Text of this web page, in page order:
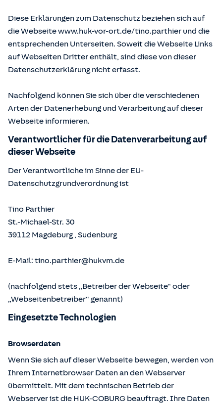
Diese Erklärungen zum Datenschutz beziehen sich auf
die Webseite www.huk-vor-ort.de/tino.parthier und die
entsprechenden Unterseiten. Soweit die Webseite Links
auf Webseiten Dritter enthält, sind diese von dieser
Datenschutzerklärung nicht erfasst.
Nachfolgend können Sie sich über die verschiedenen
Arten der Datenerhebung und Verarbeitung auf dieser
Webseite informieren.
Verantwortlicher für die Datenverarbeitung auf
dieser Webseite
Der Verantwortliche im Sinne der EU-
Datenschutzgrundverordnung ist
Tino Parthier
St.-Michael-Str. 30
39112 Magdeburg , Sudenburg
E-Mail: tino.parthier@hukvm.de
(nachfolgend stets „Betreiber der Webseite“ oder
„Webseitenbetreiber“ genannt)
Eingesetzte Technologien
Browserdaten
Wenn Sie sich auf dieser Webseite bewegen, werden von
Ihrem Internetbrowser Daten an den Webserver
übermittelt. Mit dem technischen Betrieb der
Webserver ist die HUK-COBURG beauftragt. Ihre Daten